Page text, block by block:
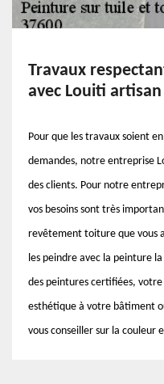
Travaux
avec Louiti
Pour que les travaux soient
demandes, notre entreprise
des clients. Pour notre
vos besoins sont très
revêtement toiture que vous
les peindre avec la peinture
des peintures certifiées,
esthétique à votre bâtiment
vous conseiller sur la couleur